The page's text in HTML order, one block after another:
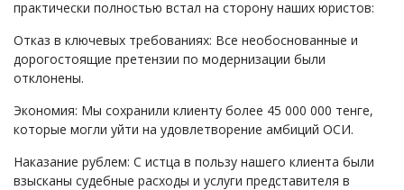
практически полностью встал на сторону наших юристов:
Отказ в ключевых требованиях: Все необоснованные и
дорогостоящие претензии по модернизации были
отклонены.
Экономия: Мы сохранили клиенту более 45 000 000 тенге,
которые могли уйти на удовлетворение амбиций ОСИ.
Наказание рублем: С истца в пользу нашего клиента были
взысканы судебные расходы и услуги представителя в